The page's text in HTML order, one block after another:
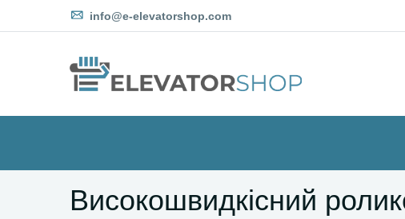
info@e-elevatorshop.com
Високошвидкісний